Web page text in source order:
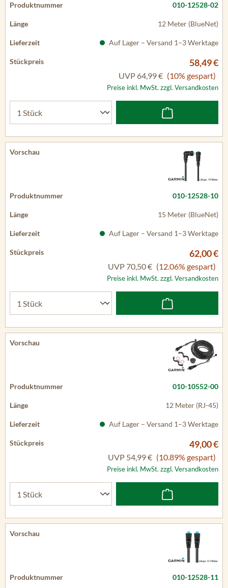
010-12528-02
12 Meter (BlueNet)
Auf Lager – Versand 1–3 Werktage
58,49 €
UVP 64,99 € (10% gespart)
Preise inkl. MwSt. zzgl. Versandkosten
010-12528-10
15 Meter (BlueNet)
Auf Lager – Versand 1–3 Werktage
62,00 €
UVP 70,50 € (12.06% gespart)
Preise inkl. MwSt. zzgl. Versandkosten
010-10552-00
12 Meter (RJ-45)
Auf Lager – Versand 1–3 Werktage
49,00 €
UVP 54,99 € (10.89% gespart)
Preise inkl. MwSt. zzgl. Versandkosten
010-12528-11